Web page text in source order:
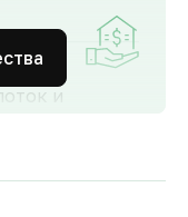
и
от